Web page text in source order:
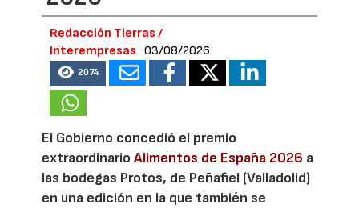
Redacción Tierras /
Interempresas
03/08/2026
2074
El Gobierno concedió el premio
extraordinarioAlimentos de España 2026 a
las bodegas Protos, de Peñafiel (Valladolid)
en una edición en la que también se